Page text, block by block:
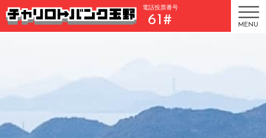
電話投票番号
61# MENU